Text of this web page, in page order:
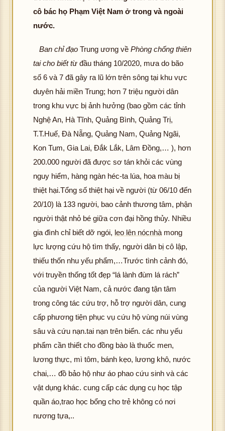
cô bác họ Phạm Việt Nam ở trong và ngoài
nước.
Ban chỉ đạo Trung ương vềPhòng chống thiên
tai cho biết từ đầu tháng 10/2020, mưa do bão
số 6 và 7 đã gây ra lũ lớn trên sông tại khu vực
duyên hải miền Trung; hơn 7 triệu người dân
trong khu vực bị ảnh hưởng (bao gồm các tỉnh
Nghệ An, Hà Tĩnh, Quảng Bình, Quảng Trị,
T.T.Huế, Đà Nẵng, Quảng Nam, Quảng Ngãi,
Kon Tum, Gia Lai, Đắk Lắk, Lâm Đồng,… ), hơn
200.000 người đã được sơ tán khỏi các vùng
nguy hiểm, hàng ngàn héc-ta lúa, hoa màu bị
thiệt hại.Tổng số thiệt hại về người (từ 06/10 đến
20/10) là 133 người, bao cảnh thương tâm, phận
người thật nhỏ bé giữa cơn đại hồng thủy. Nhiều
gia đình chỉ biết dỡ ngói, leo lên nócnhà mong
lực lượng cứu hộ tìm thấy, người dân bị cô lập,
thiếu thốn nhu yếu phẩm,…Trước tình cảnh đó,
với truyền thống tốt đẹp “lá lành đùm lá rách”
của người Việt Nam, cả nước đang tận tâm
trong công tác cứu trợ, hỗ trợ người dân, cung
cấp phương tiện phục vụ cứu hộ vùng núi vùng
sâu và cứu nạn.tai nạn trên biển. các nhu yếu
phẩm cần thiết cho đồng bào là thuốc men,
lương thực, mì tôm, bánh kẹo, lương khô, nước
chai,… đồ bảo hộ như áo phao cứu sinh và các
vật dụng khác. cung cấp các dụng cụ học tập
quần áo,trao học bổng cho trẻ không có nơi
nương tựa,..